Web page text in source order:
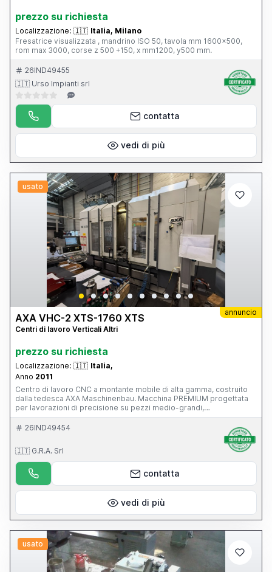
prezzo su richiesta
Localizzazione: 🇮🇹 Italia, Milano
Fresatrice visualizzata , mandrino ISO 50, tavola mm 1600x500,
rom max 3000, corse z 500 +150, x mm1200, y500 mm.
26IND49455
🇮🇹 Urso Impianti srl
contatta
vedi di più
usato
annuncio
AXA VHC-2 XTS-1760 XTS
Centri di lavoro Verticali Altri
prezzo su richiesta
Localizzazione: 🇮🇹 Italia,
Anno 2011
Centro di lavoro CNC a montante mobile di alta gamma, costruito
dalla tedesca AXA Maschinenbau. Macchina PREMIUM progettata
per lavorazioni di precisione su pezzi medio-grandi,
particolarmente diffusa nei settori: stampi e attrezzature;
aerospaziale; energia; costruzione macchine; componenti di
a un classico centro verticale a tavola mobile, con 39.500 ore di
lavoro, CN Siemens 840D, funzionante e con manutenzione
impeccabile, superaccessoriata (magazzino utensili, evacuatore di
truciolo...), mandrino in ottimo stato.
26IND49454
🇮🇹 G.R.A. Srl
contatta
vedi di più
usato